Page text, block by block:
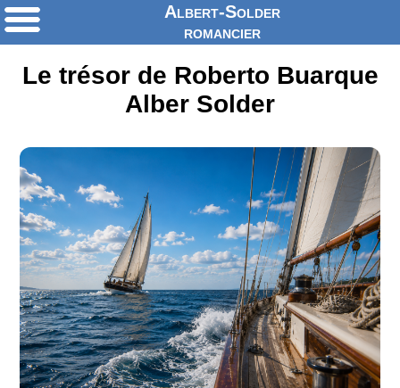
Albert-Solder
romancier
Le trésor de Roberto Buarque
Alber Solder